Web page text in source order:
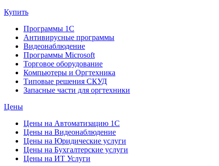
Купить
Программы 1С
Антивирусные программы
Видеонаблюдение
Программы Microsoft
Торговое оборудование
Компьютеры и Оргтехника
Типовые решения СКУД
Запасные части для оргтехники
Цены
Цены на Автоматизацию 1С
Цены на Видеонаблюдение
Цены на Юридические услуги
Цены на Бухгалтерские услуги
Цены на ИТ Услуги